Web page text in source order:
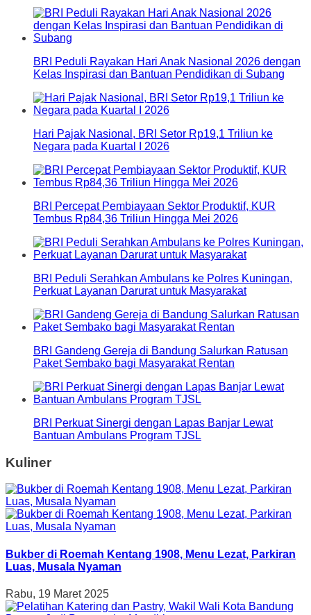
BRI Peduli Rayakan Hari Anak Nasional 2026 dengan
Kelas Inspirasi dan Bantuan Pendidikan di Subang
Hari Pajak Nasional, BRI Setor Rp19,1 Triliun ke
Negara pada Kuartal I 2026
BRI Percepat Pembiayaan Sektor Produktif, KUR
Tembus Rp84,36 Triliun Hingga Mei 2026
BRI Peduli Serahkan Ambulans ke Polres Kuningan,
Perkuat Layanan Darurat untuk Masyarakat
BRI Gandeng Gereja di Bandung Salurkan Ratusan
Paket Sembako bagi Masyarakat Rentan
BRI Perkuat Sinergi dengan Lapas Banjar Lewat
Bantuan Ambulans Program TJSL
Kuliner
Bukber di Roemah Kentang 1908, Menu Lezat, Parkiran
Luas, Musala Nyaman
Rabu, 19 Maret 2025